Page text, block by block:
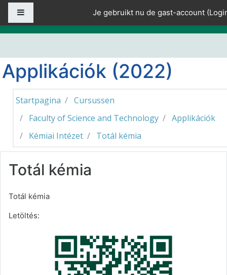
Ga naar hoofdinhoud
Je gebruikt nu de gast-account (
Applikációk (2022)
Startpagina
Cursussen
Faculty of Science and Technology
Applikációk
Kémiai Intézet
Totál kémia
Totál kémia
Totál kémia
Letöltés: